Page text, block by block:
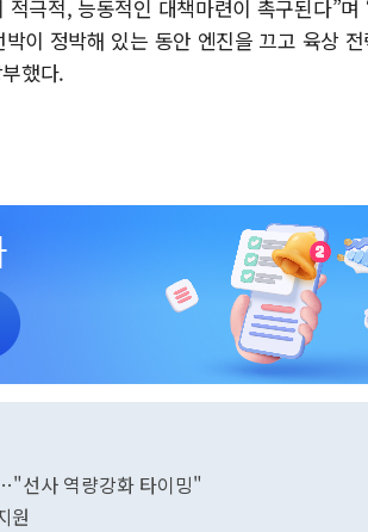
극적, 능동적인 대책마련이 촉구된다”
이 정박해 있는 동안 엔진을 끄고 육상
했다.
선사 역량강화 타이밍"
원